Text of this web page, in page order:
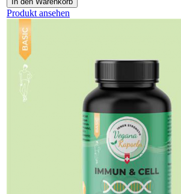
Produkt ansehen